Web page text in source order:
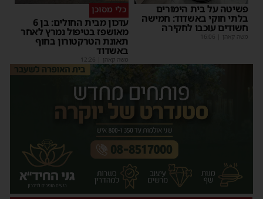
פשיטה על בית הימורים
בלתי חוקי באשדוד: חמישה
חשודים עוכבו לחקירה
משה קאהן 16:06
כלי מסוכן
עדכון מבית החולים: בן 6
מאושפז בטיפול נמרץ לאחר
תאונת הטרקטורון בחוף
באשדוד
משה קאהן 12:26